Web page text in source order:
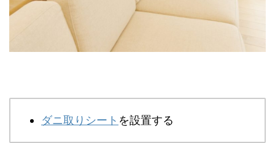
ダニ取りシート を設置する